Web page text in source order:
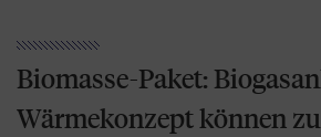
Biomasse-Paket:
Wärmekonzept können